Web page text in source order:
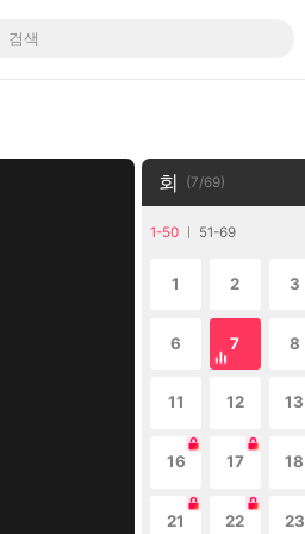
회 (7/69)
1-50 51-69
1 2 3
6 7 8
11 12 13
16 17 18
21 22 23